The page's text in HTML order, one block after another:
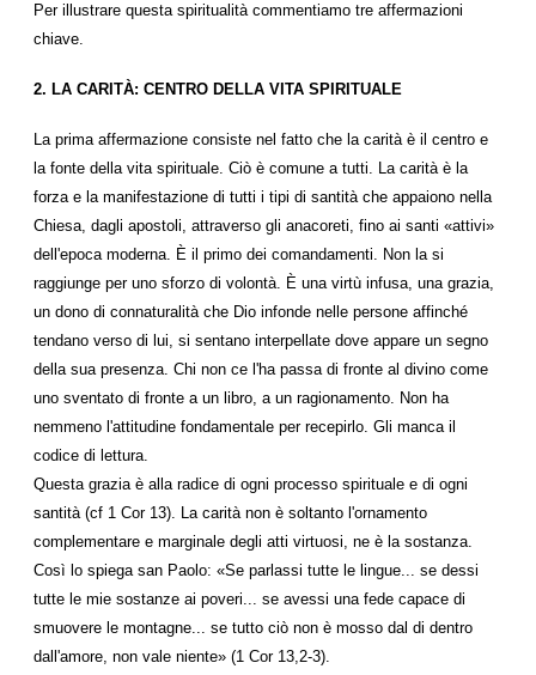
Per illustrare questa spiritualità commentiamo tre affermazioni
chiave.
2. LA CARITÀ: CENTRO DELLA VITA SPIRITUALE
La prima affermazione consiste nel fatto che la carità è il centro e
la fonte della vita spirituale. Ciò è comune a tutti. La carità è la
forza e la manifestazione di tutti i tipi di santità che appaiono nella
Chiesa, dagli apostoli, attraverso gli anacoreti, fino ai santi «attivi»
dell'epoca moderna. È il primo dei comandamenti. Non la si
raggiunge per uno sforzo di volontà. È una virtù infusa, una grazia,
un dono di connaturalità che Dio infonde nelle persone affinché
tendano verso di lui, si sentano interpellate dove appare un segno
della sua presenza. Chi non ce l'ha passa di fronte al divino come
uno sventato di fronte a un libro, a un ragionamento. Non ha
nemmeno l'attitudine fondamentale per recepirlo. Gli manca il
codice di lettura.
Questa grazia è alla radice di ogni processo spirituale e di ogni
santità (cf 1 Cor 13). La carità non è soltanto l'ornamento
complementare e marginale degli atti virtuosi, ne è la sostanza.
Così lo spiega san Paolo: «Se parlassi tutte le lingue... se dessi
tutte le mie sostanze ai poveri... se avessi una fede capace di
smuovere le montagne... se tutto ciò non è mosso dal di dentro
dall'amore, non vale niente» (1 Cor 13,2-3).